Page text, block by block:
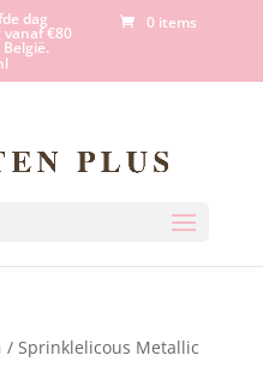
dag
€80
0 items
/ Sprinklelicous Metallic